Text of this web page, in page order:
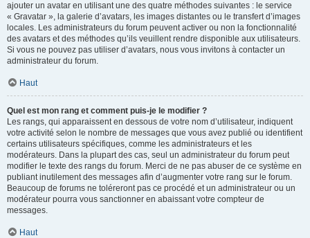
ajouter un avatar en utilisant une des quatre méthodes suivantes : le service
« Gravatar », la galerie d’avatars, les images distantes ou le transfert d’images
locales. Les administrateurs du forum peuvent activer ou non la fonctionnalité
des avatars et des méthodes qu’ils veuillent rendre disponible aux utilisateurs.
Si vous ne pouvez pas utiliser d’avatars, nous vous invitons à contacter un
administrateur du forum.
Haut
Quel est mon rang et comment puis-je le modifier ?
Les rangs, qui apparaissent en dessous de votre nom d’utilisateur, indiquent
votre activité selon le nombre de messages que vous avez publié ou identifient
certains utilisateurs spécifiques, comme les administrateurs et les
modérateurs. Dans la plupart des cas, seul un administrateur du forum peut
modifier le texte des rangs du forum. Merci de ne pas abuser de ce système en
publiant inutilement des messages afin d’augmenter votre rang sur le forum.
Beaucoup de forums ne toléreront pas ce procédé et un administrateur ou un
modérateur pourra vous sanctionner en abaissant votre compteur de
messages.
Haut